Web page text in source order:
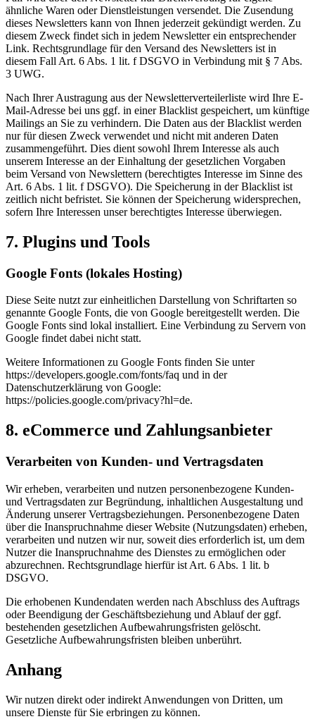
ähnliche Waren oder Dienstleistungen versendet. Die Zusendung
dieses Newsletters kann von Ihnen jederzeit gekündigt werden. Zu
diesem Zweck findet sich in jedem Newsletter ein entsprechender
Link. Rechtsgrundlage für den Versand des Newsletters ist in
diesem Fall Art. 6 Abs. 1 lit. f DSGVO in Verbindung mit § 7 Abs.
3 UWG.
Nach Ihrer Austragung aus der Newsletterverteilerliste wird Ihre E-
Mail-Adresse bei uns ggf. in einer Blacklist gespeichert, um künftige
Mailings an Sie zu verhindern. Die Daten aus der Blacklist werden
nur für diesen Zweck verwendet und nicht mit anderen Daten
zusammengeführt. Dies dient sowohl Ihrem Interesse als auch
unserem Interesse an der Einhaltung der gesetzlichen Vorgaben
beim Versand von Newslettern (berechtigtes Interesse im Sinne des
Art. 6 Abs. 1 lit. f DSGVO). Die Speicherung in der Blacklist ist
zeitlich nicht befristet. Sie können der Speicherung widersprechen,
sofern Ihre Interessen unser berechtigtes Interesse überwiegen.
7. Plugins und Tools
Google Fonts (lokales Hosting)
Diese Seite nutzt zur einheitlichen Darstellung von Schriftarten so
genannte Google Fonts, die von Google bereitgestellt werden. Die
Google Fonts sind lokal installiert. Eine Verbindung zu Servern von
Google findet dabei nicht statt.
Weitere Informationen zu Google Fonts finden Sie unter
https://developers.google.com/fonts/faq und in der
Datenschutzerklärung von Google:
https://policies.google.com/privacy?hl=de.
8. eCommerce und Zahlungs­anbieter
Verarbeiten von Kunden- und Vertragsdaten
Wir erheben, verarbeiten und nutzen personenbezogene Kunden-
und Vertragsdaten zur Begründung, inhaltlichen Ausgestaltung und
Änderung unserer Vertragsbeziehungen. Personenbezogene Daten
über die Inanspruchnahme dieser Website (Nutzungsdaten) erheben,
verarbeiten und nutzen wir nur, soweit dies erforderlich ist, um dem
Nutzer die Inanspruchnahme des Dienstes zu ermöglichen oder
abzurechnen. Rechtsgrundlage hierfür ist Art. 6 Abs. 1 lit. b
DSGVO.
Die erhobenen Kundendaten werden nach Abschluss des Auftrags
oder Beendigung der Geschäftsbeziehung und Ablauf der ggf.
bestehenden gesetzlichen Aufbewahrungsfristen gelöscht.
Gesetzliche Aufbewahrungsfristen bleiben unberührt.
Anhang
Wir nutzen direkt oder indirekt Anwendungen von Dritten, um
unsere Dienste für Sie erbringen zu können.